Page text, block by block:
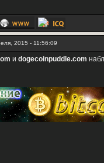
2015 - 11:56:09
и dogecoinpuddle.com